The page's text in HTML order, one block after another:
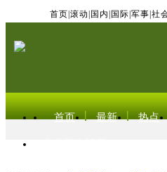
首页 滚动 国内 国际 军事 社
首页 最新 热点